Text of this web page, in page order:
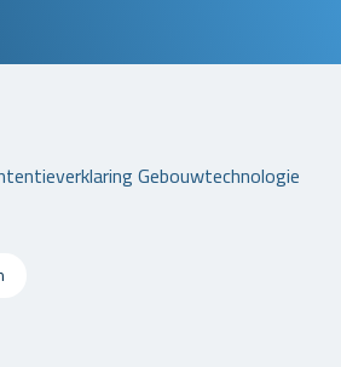
Gebouwtechnologie